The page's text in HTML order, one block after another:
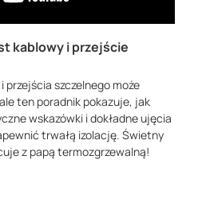
kablowy i przejście
szczelnego może
ten poradnik pokazuje, jak
wskazówki i dokładne ujęcia
trwałą izolację. Świetny
z papą termozgrzewalną!